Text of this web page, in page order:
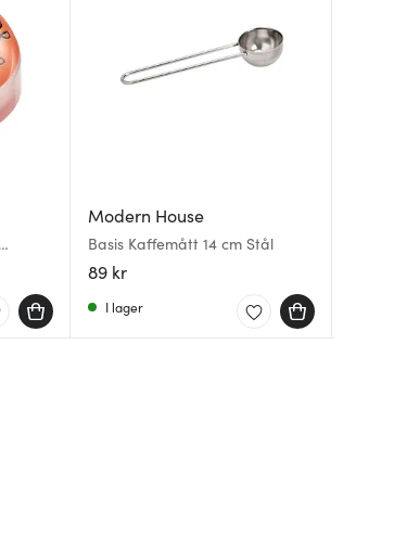
Modern House
Basis Kaffemått 14 cm Stål
89 kr
I lager